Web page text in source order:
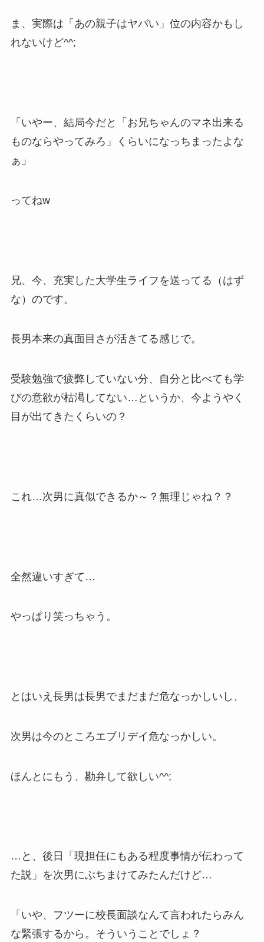
ま、実際は「あの親子はヤバい」位の内容かもし
れないけど^^;
「いやー、結局今だと「お兄ちゃんのマネ出来る
ものならやってみろ」くらいになっちまったよな
ぁ」
ってねw
兄、今、充実した大学生ライフを送ってる（はず
な）のです。
長男本来の真面目さが活きてる感じで。
受験勉強で疲弊していない分、自分と比べても学
びの意欲が枯渇してない…というか、今ようやく
目が出てきたくらいの？
これ…次男に真似できるか～？無理じゃね？？
全然違いすぎて…
やっぱり笑っちゃう。
とはいえ長男は長男でまだまだ危なっかしいし、
次男は今のところエブリデイ危なっかしい。
ほんとにもう、勘弁して欲しい^^;
…と、後日「現担任にもある程度事情が伝わって
た説」を次男にぶちまけてみたんだけど…
「いや、フツーに校長面談なんて言われたらみん
な緊張するから。そういうことでしょ？